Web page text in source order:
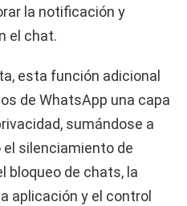
la notificación y
el chat.
esta función adicional
de WhatsApp una capa
sumándose a
silenciamiento de
bloqueo de chats, la
aplicación y el control